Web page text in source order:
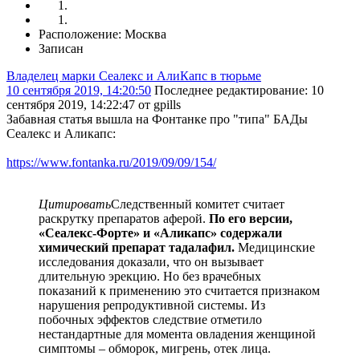
Расположение: Москва
Записан
Владелец марки Сеалекс и АлиКапс в тюрьме
10 сентября 2019, 14:20:50 Последнее редактирование: 10
сентября 2019, 14:22:47 от gpills
Забавная статья вышла на Фонтанке про "типа" БАДы
Сеалекс и Аликапс:
https://www.fontanka.ru/2019/09/09/154/
ЦитироватьСледственный комитет считает
раскрутку препаратов аферой. По его версии,
«Сеалекс-Форте» и «Аликапс» содержали
химический препарат тадалафил. Медицинские
исследования доказали, что он вызывает
длительную эрекцию. Но без врачебных
показаний к применению это считается признаком
нарушения репродуктивной системы. Из
побочных эффектов следствие отметило
нестандартные для момента овладения женщиной
симптомы – обморок, мигрень, отек лица.